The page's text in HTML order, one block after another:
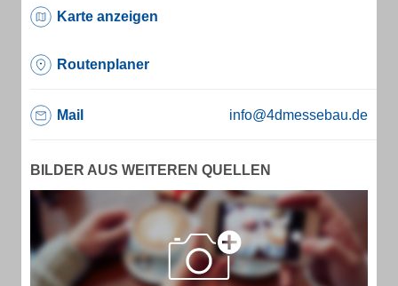
Karte anzeigen
Routenplaner
Mail info@4dmessebau.de
BILDER AUS WEITEREN QUELLEN